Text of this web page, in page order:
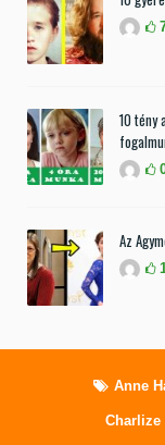
10 tény
Az
Anne
Charlize